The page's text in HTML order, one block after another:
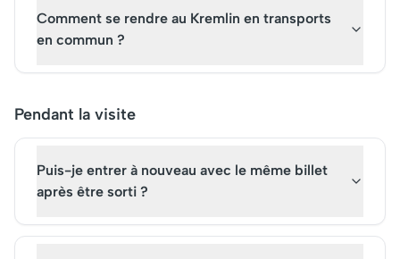
Comment se rendre au Kremlin en transports
en commun ?
Pendant la visite
Puis-je entrer à nouveau avec le même billet
après être sorti ?